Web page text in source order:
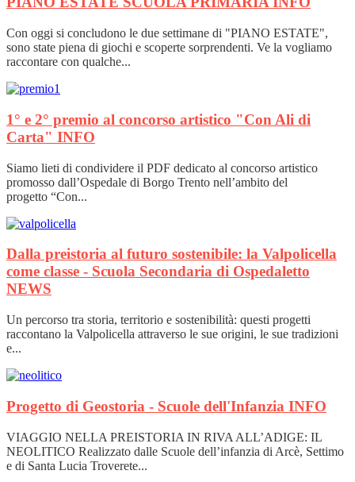
Con oggi si concludono le due settimane di "PIANO ESTATE",
sono state piena di giochi e scoperte sorprendenti. Ve la vogliamo
raccontare con qualche...
1° e 2° premio al concorso artistico "Con Ali di
Carta" INFO
Siamo lieti di condividere il PDF dedicato al concorso artistico
promosso dall’Ospedale di Borgo Trento nell’ambito del
progetto “Con...
Dalla preistoria al futuro sostenibile: la Valpolicella
come classe - Scuola Secondaria di Ospedaletto
NEWS
Un percorso tra storia, territorio e sostenibilità: questi progetti
raccontano la Valpolicella attraverso le sue origini, le sue tradizioni
e...
Progetto di Geostoria - Scuole dell'Infanzia INFO
VIAGGIO NELLA PREISTORIA IN RIVA ALL’ADIGE: IL
NEOLITICO Realizzato dalle Scuole dell’infanzia di Arcè, Settimo
e di Santa Lucia Troverete...